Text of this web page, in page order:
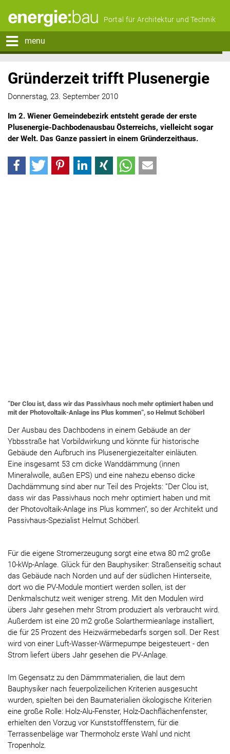
Portal für Architektur und Technik
menu
Gründerzeit trifft Plusenergie
Donnerstag, 23. September 2010
Im 2. Wiener Gemeindebezirk entsteht gerade der erste
Plusenergie-Dachbodenausbau Österreichs, vielleicht sogar
der Welt. Das Ganze passiert in einem Gründerzeithaus.
”Der Clou ist, dass wir das Passivhaus noch mehr optimiert haben und
mit der Photovoltaik-Anlage ins Plus kommen“, so Helmut Schöberl
Der Ausbau des Dachbodens in einem Gebäude an der
Ybbsstraße hat Vorbildwirkung und könnte für historische
Gebäude den Aufbruch ins Plusenergiezeitalter einläuten.
Eine insgesamt 53 cm dicke Wanddämmung (innen
Mineralwolle, außen EPS) und eine nahezu ebenso dicke
Dachdämmung sind aber nur Teil des Projekts: ”Der Clou ist,
dass wir das Passivhaus noch mehr optimiert haben und mit
der Photovoltaik-Anlage ins Plus kommen“, so der Architekt und
Passivhaus-Spezialist Helmut Schöberl.
Für die eigene Stromerzeugung sorgt eine etwa 80 m2 große
10-kWp-Anlage. Glück für den Bauphysiker: Straßenseitig schaut
das Gebäude nach Norden und auf der südlichen Hinterseite,
dort wo die PV-Module montiert werden sollen, ist der
Denkmalschutz weit weniger streng. Mit den Modulen wird
übers Jahr gesehen mehr Strom produziert als verbraucht wird.
Außerdem ist eine 20 m2 große Solarthermieanlage installiert,
die für 25 Prozent des Heizwärmebedarfs sorgen soll. Der Rest
wird von einer Luft-Wasser-Wärmepumpe beigesteuert - den
Strom liefert übers Jahr gesehen die PV-Anlage.
Im Gegensatz zu den Dämmmaterialien, die laut dem
Bauphysiker nach feuerpolizeilichen Kriterien ausgesucht
wurden, spielten bei den Baumaterialien ökologische Kriterien
eine große Rolle: Holz-Alu-Fenster, Holz-Dachflächenfenster,
erhielten den Vorzug vor Kunststofffenstern, für die
Terrassenbeläge war Thermoholz erste Wahl und nicht
Tropenholz.